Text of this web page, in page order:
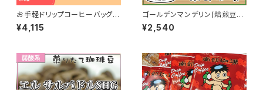
お手軽ドリップコーヒーバッグと
コーヒー豆の詰め合わせ ドリッ
プコーヒーバッグ5個×コーヒー
¥4,115
ゴールデンマンデリン(焙煎豆20
0g)
¥2,540